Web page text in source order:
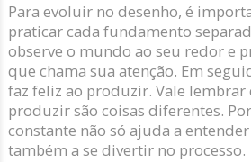
Para evoluir no desenho, é
praticar cada fundamento
observe o mundo ao seu redor e
que chama sua atenção. Em
faz feliz ao produzir. Vale lembrar
produzir são coisas diferentes.
constante não só ajuda a
também a se divertir no processo.